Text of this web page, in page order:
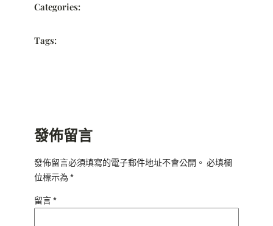
Categories:
Tags:
發佈留言
發佈留言必須填寫的電子郵件地址不會公開。 必填欄
位標示為*
留言*